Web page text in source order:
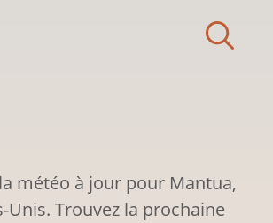
météo à jour pour Mantua,
Unis. Trouvez la prochaine